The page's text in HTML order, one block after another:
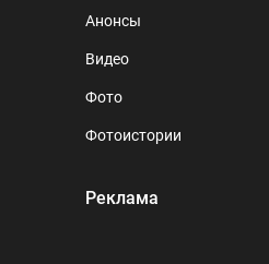
Анонсы
Видео
Фото
Фотоистории
Реклама